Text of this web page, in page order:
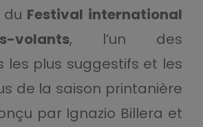
du Festival international
volants, l’un des
les plus suggestifs et les
de la saison printanière
par Ignazio Billera et